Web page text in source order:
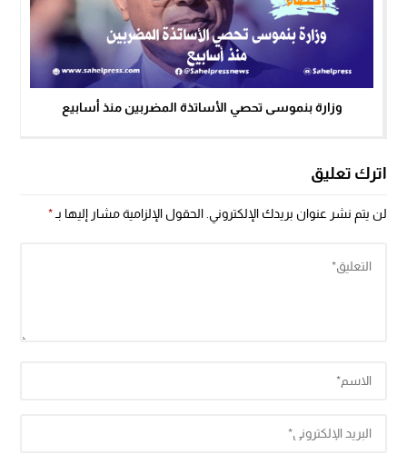
وزارة بنموسى تحصي الأساتذة المضربين منذ أسابيع
اترك تعليق
لن يتم نشر عنوان بريدك الإلكتروني. الحقول الإلزامية مشار إليها بـ*